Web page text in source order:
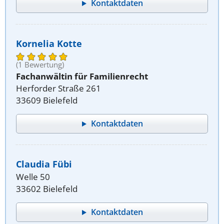
Kontaktdaten
Kornelia Kotte
(1 Bewertung)
Fachanwältin für Familienrecht
Herforder Straße 261
33609 Bielefeld
Kontaktdaten
Claudia Fübi
Welle 50
33602 Bielefeld
Kontaktdaten